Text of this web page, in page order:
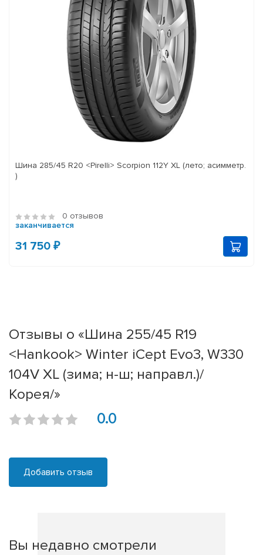
Шина 285/45 R20 <Pirelli> Scorpion 112Y XL (лето; асимметр.
)
0 отзывов
заканчивается
31 750 ₽
Отзывы о «Шина 255/45 R19
<Hankook> Winter iCept Evo3, W330
104V XL (зима; н-ш; направл.)/
Корея/»
0.0
Добавить отзыв
Вы недавно смотрели